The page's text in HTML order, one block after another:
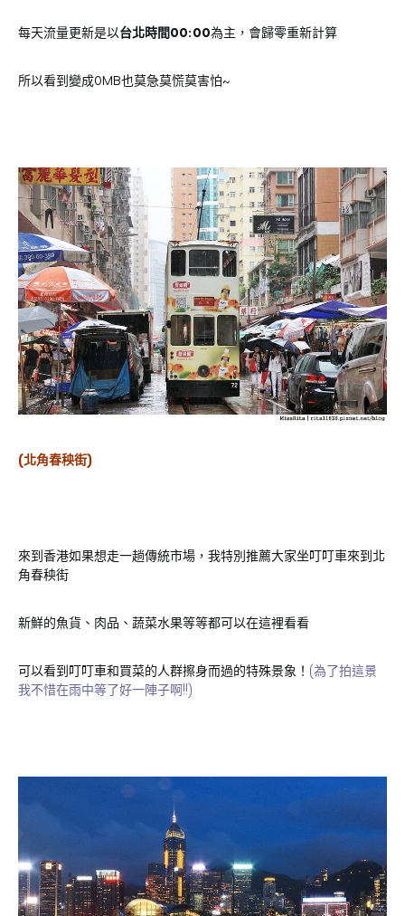
每天流量更新是以台北時間00:00為主，會歸零重新計算
所以看到變成0MB也莫急莫慌莫害怕~
(北角春秧街)
來到香港如果想走一趟傳統市場，我特別推薦大家坐叮叮車來到北
角春秧街
新鮮的魚貨、肉品、蔬菜水果等等都可以在這裡看看
可以看到叮叮車和買菜的人群擦身而過的特殊景象！ (為了拍這景
我不惜在雨中等了好一陣子啊!!)